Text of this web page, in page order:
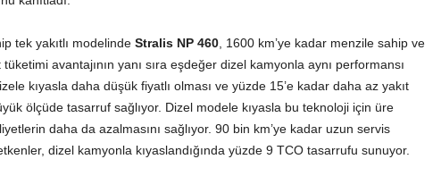
tek yakıtlı modelinde Stralis NP 460, 1600 km’ye kadar menzile sahip ve
avantajının yanı sıra eşdeğer dizel kamyonla aynı performansı
kıyasla daha düşük fiyatlı olması ve yüzde 15’e kadar daha az yakıt
ölçüde tasarruf sağlıyor. Dizel modele kıyasla bu teknoloji için üre
daha da azalmasını sağlıyor. 90 bin km’ye kadar uzun servis
dizel kamyonla kıyaslandığında yüzde 9 TCO tasarrufu sunuyor.